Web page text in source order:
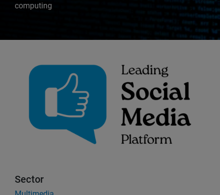
computing
Sector